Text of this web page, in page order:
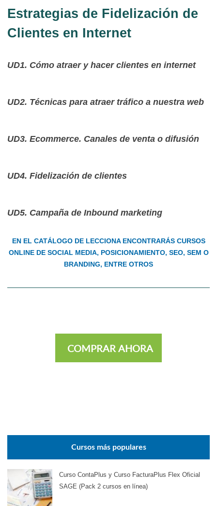
Estrategias de Fidelización de
Clientes en Internet
UD1. Cómo atraer y hacer clientes en internet
UD2. Técnicas para atraer tráfico a nuestra web
UD3. Ecommerce. Canales de venta o difusión
UD4. Fidelización de clientes
UD5. Campaña de Inbound marketing
EN EL CATÁLOGO DE LECCIONA ENCONTRARÁS CURSOS
ONLINE DE SOCIAL MEDIA, POSICIONAMIENTO, SEO, SEM O
BRANDING, ENTRE OTROS
COMPRAR AHORA
Cursos más populares
Curso ContaPlus y Curso FacturaPlus Flex Oficial
SAGE (Pack 2 cursos en línea)